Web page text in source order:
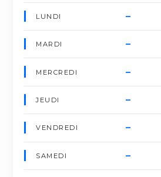
LUNDI –
MARDI –
MERCREDI –
JEUDI –
VENDREDI –
SAMEDI –